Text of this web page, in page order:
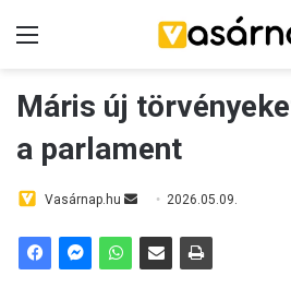
Máris új
a parlament
Vasárnap.hu 2026.05.09.